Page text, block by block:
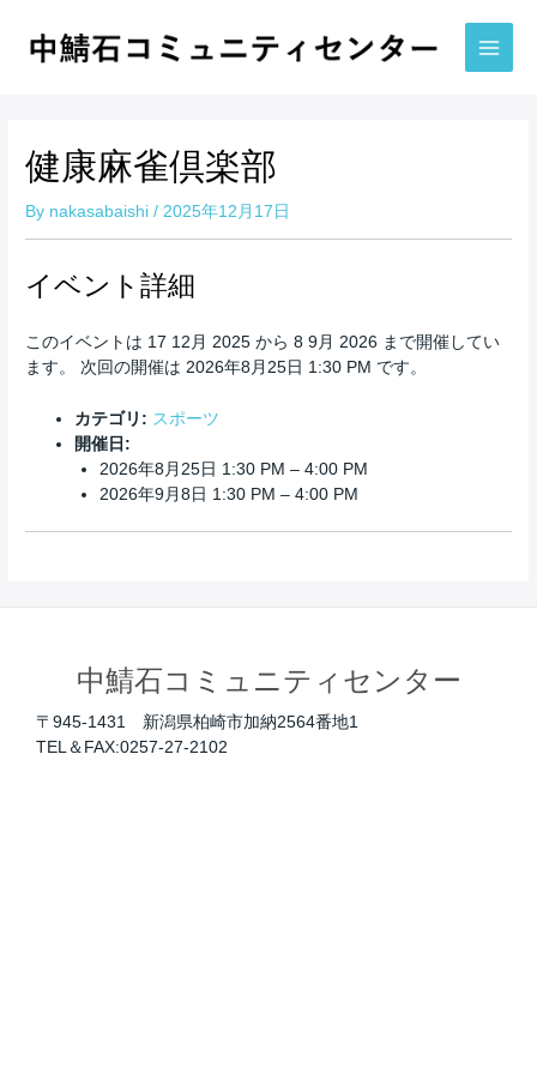
Main
健康麻雀倶楽部
By nakasabaishi/ 2025年12月17日
イベント詳細
このイベントは 17 12月 2025 から 8 9月 2026 まで開催してい
ます。 次回の開催は 2026年8月25日 1:30 PM です。
カテゴリ: スポーツ
開催日:
2026年8月25日 1:30 PM – 4:00 PM
2026年9月8日 1:30 PM – 4:00 PM
中鯖石コミュニティセンター
〒945-1431 新潟県柏崎市加納2564番地1
TEL＆FAX:0257-27-2102